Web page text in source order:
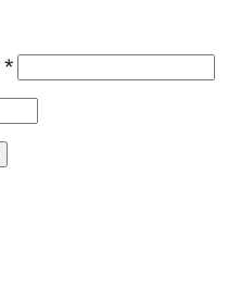
*Bắt
buộc